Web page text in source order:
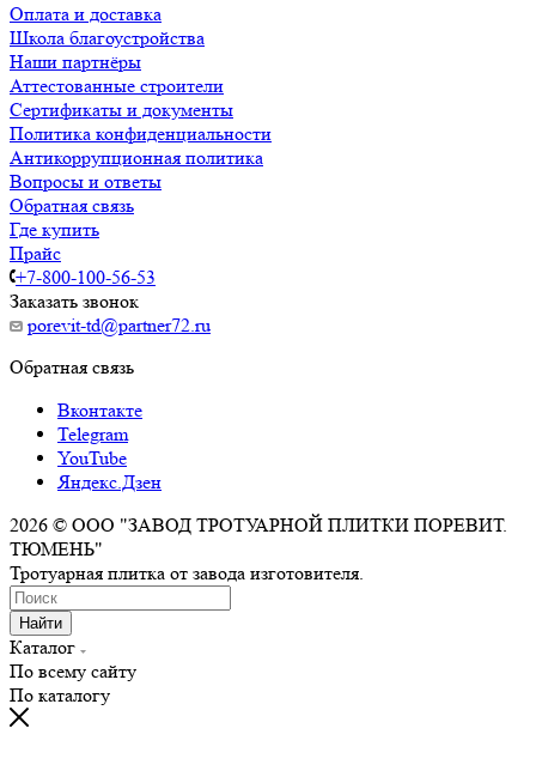
Оплата и доставка
Школа благоустройства
Наши партнёры
Аттестованные строители
Сертификаты и документы
Политика конфиденциальности
Антикоррупционная политика
Вопросы и ответы
Обратная связь
Где купить
Прайс
+7-800-100-56-53
Заказать звонок
porevit-td@partner72.ru
Обратная связь
Вконтакте
Telegram
YouTube
Яндекс.Дзен
2026 © ООО "ЗАВОД ТРОТУАРНОЙ ПЛИТКИ ПОРЕВИТ.
ТЮМЕНЬ"
Тротуарная плитка от завода изготовителя.
Найти
Каталог
По всему сайту
По каталогу